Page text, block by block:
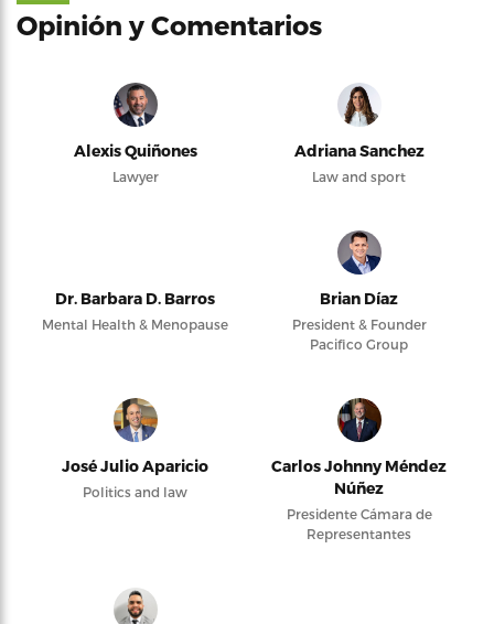
Opinión y Comentarios
Alexis Quiñones
Lawyer
Adriana Sanchez
Law and sport
Dr. Barbara D. Barros
Mental Health & Menopause
Brian Díaz
President & Founder
Pacifico Group
José Julio Aparicio
Politics and law
Carlos Johnny Méndez
Núñez
Presidente Cámara de
Representantes